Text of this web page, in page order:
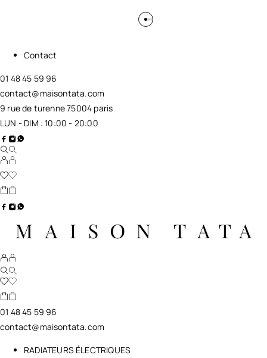
Contact
01 48 45 59 96
contact@maisontata.com
9 rue de turenne 75004 paris
LUN - DIM : 10:00 - 20:00
01 48 45 59 96
contact@maisontata.com
RADIATEURS ÉLECTRIQUES